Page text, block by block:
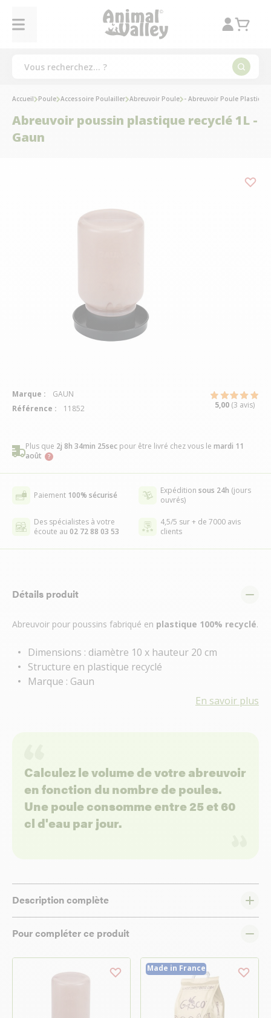
Plus que 2j 8h 34min 24sec pour être livré chez vous le mardi 11
août
Paiement 100% sécurisé Expédition sous 24h (jours
ouvrés)
Des spécialistes à votre
écoute au 02 72 88 03 53
4,5/5 sur + de 7000 avis
clients
Détails produit
Abreuvoir pour poussins fabriqué en plastique 100% recyclé.
Dimensions : diamètre 10 x hauteur 20 cm
Structure en plastique recyclé
Marque : Gaun
En savoir plus
Calculez le volume de votre abreuvoir
en fonction du nombre de poules.
Une poule consomme entre 25 et 60
cl d'eau par jour.
Description complète
Pour compléter ce produit
Made in France
Accueil Poule Accessoire Poulailler Abreuvoir Poule - Abreuvoir Poule Plastique
Abreuvoir poussin plastique recyclé 1L -
Gaun
Marque :
GAUN
Référence :
11852 5,00 (3 avis)